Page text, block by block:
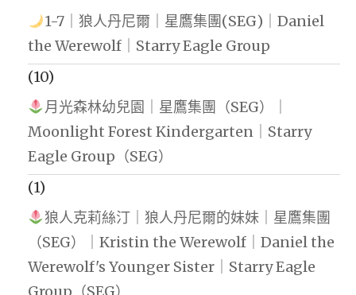
創
業
團
的
重
|
資
金
1-7｜狼人丹尼爾｜星鷹集團(SEG)｜Daniel
the Werewolf｜Starry Eagle Group
(10)
月光森林幼兒園｜星鷹集團（SEG）｜
Moonlight Forest Kindergarten｜Starry
Eagle Group（SEG）
(1)
狼人克莉絲汀｜狼人丹尼爾的妹妹｜星鷹集團
（SEG）｜Kristin the Werewolf｜Daniel the
Werewolf's Younger Sister｜Starry Eagle